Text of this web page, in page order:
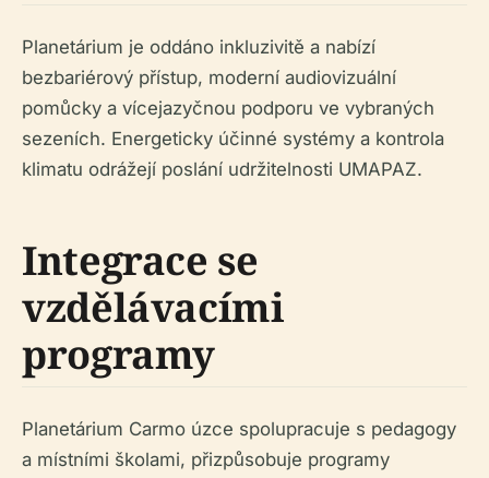
Planetárium je oddáno inkluzivitě a nabízí
bezbariérový přístup, moderní audiovizuální
pomůcky a vícejazyčnou podporu ve vybraných
sezeních. Energeticky účinné systémy a kontrola
klimatu odrážejí poslání udržitelnosti UMAPAZ.
Integrace se
vzdělávacími
programy
Planetárium Carmo úzce spolupracuje s pedagogy
a místními školami, přizpůsobuje programy